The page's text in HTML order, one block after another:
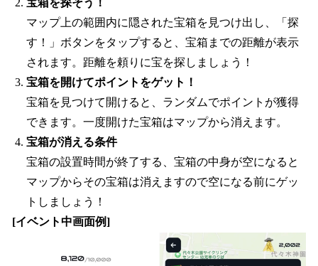
宝箱を探そう！
マップ上の範囲内に隠された宝箱を見つけ出し、「探
す！」ボタンをタップすると、宝箱までの距離が表示
されます。距離を頼りに宝を探しましょう！
宝箱を開けてポイントをゲット！
宝箱を見つけて開けると、ランダムでポイントが獲得
できます。一度開けた宝箱はマップから消えます。
宝箱が消える条件
宝箱の設置時間が終了する、宝箱の中身が空になると
マップからその宝箱は消えますので空になる前にゲッ
トしましょう！
[イベント中画面例]